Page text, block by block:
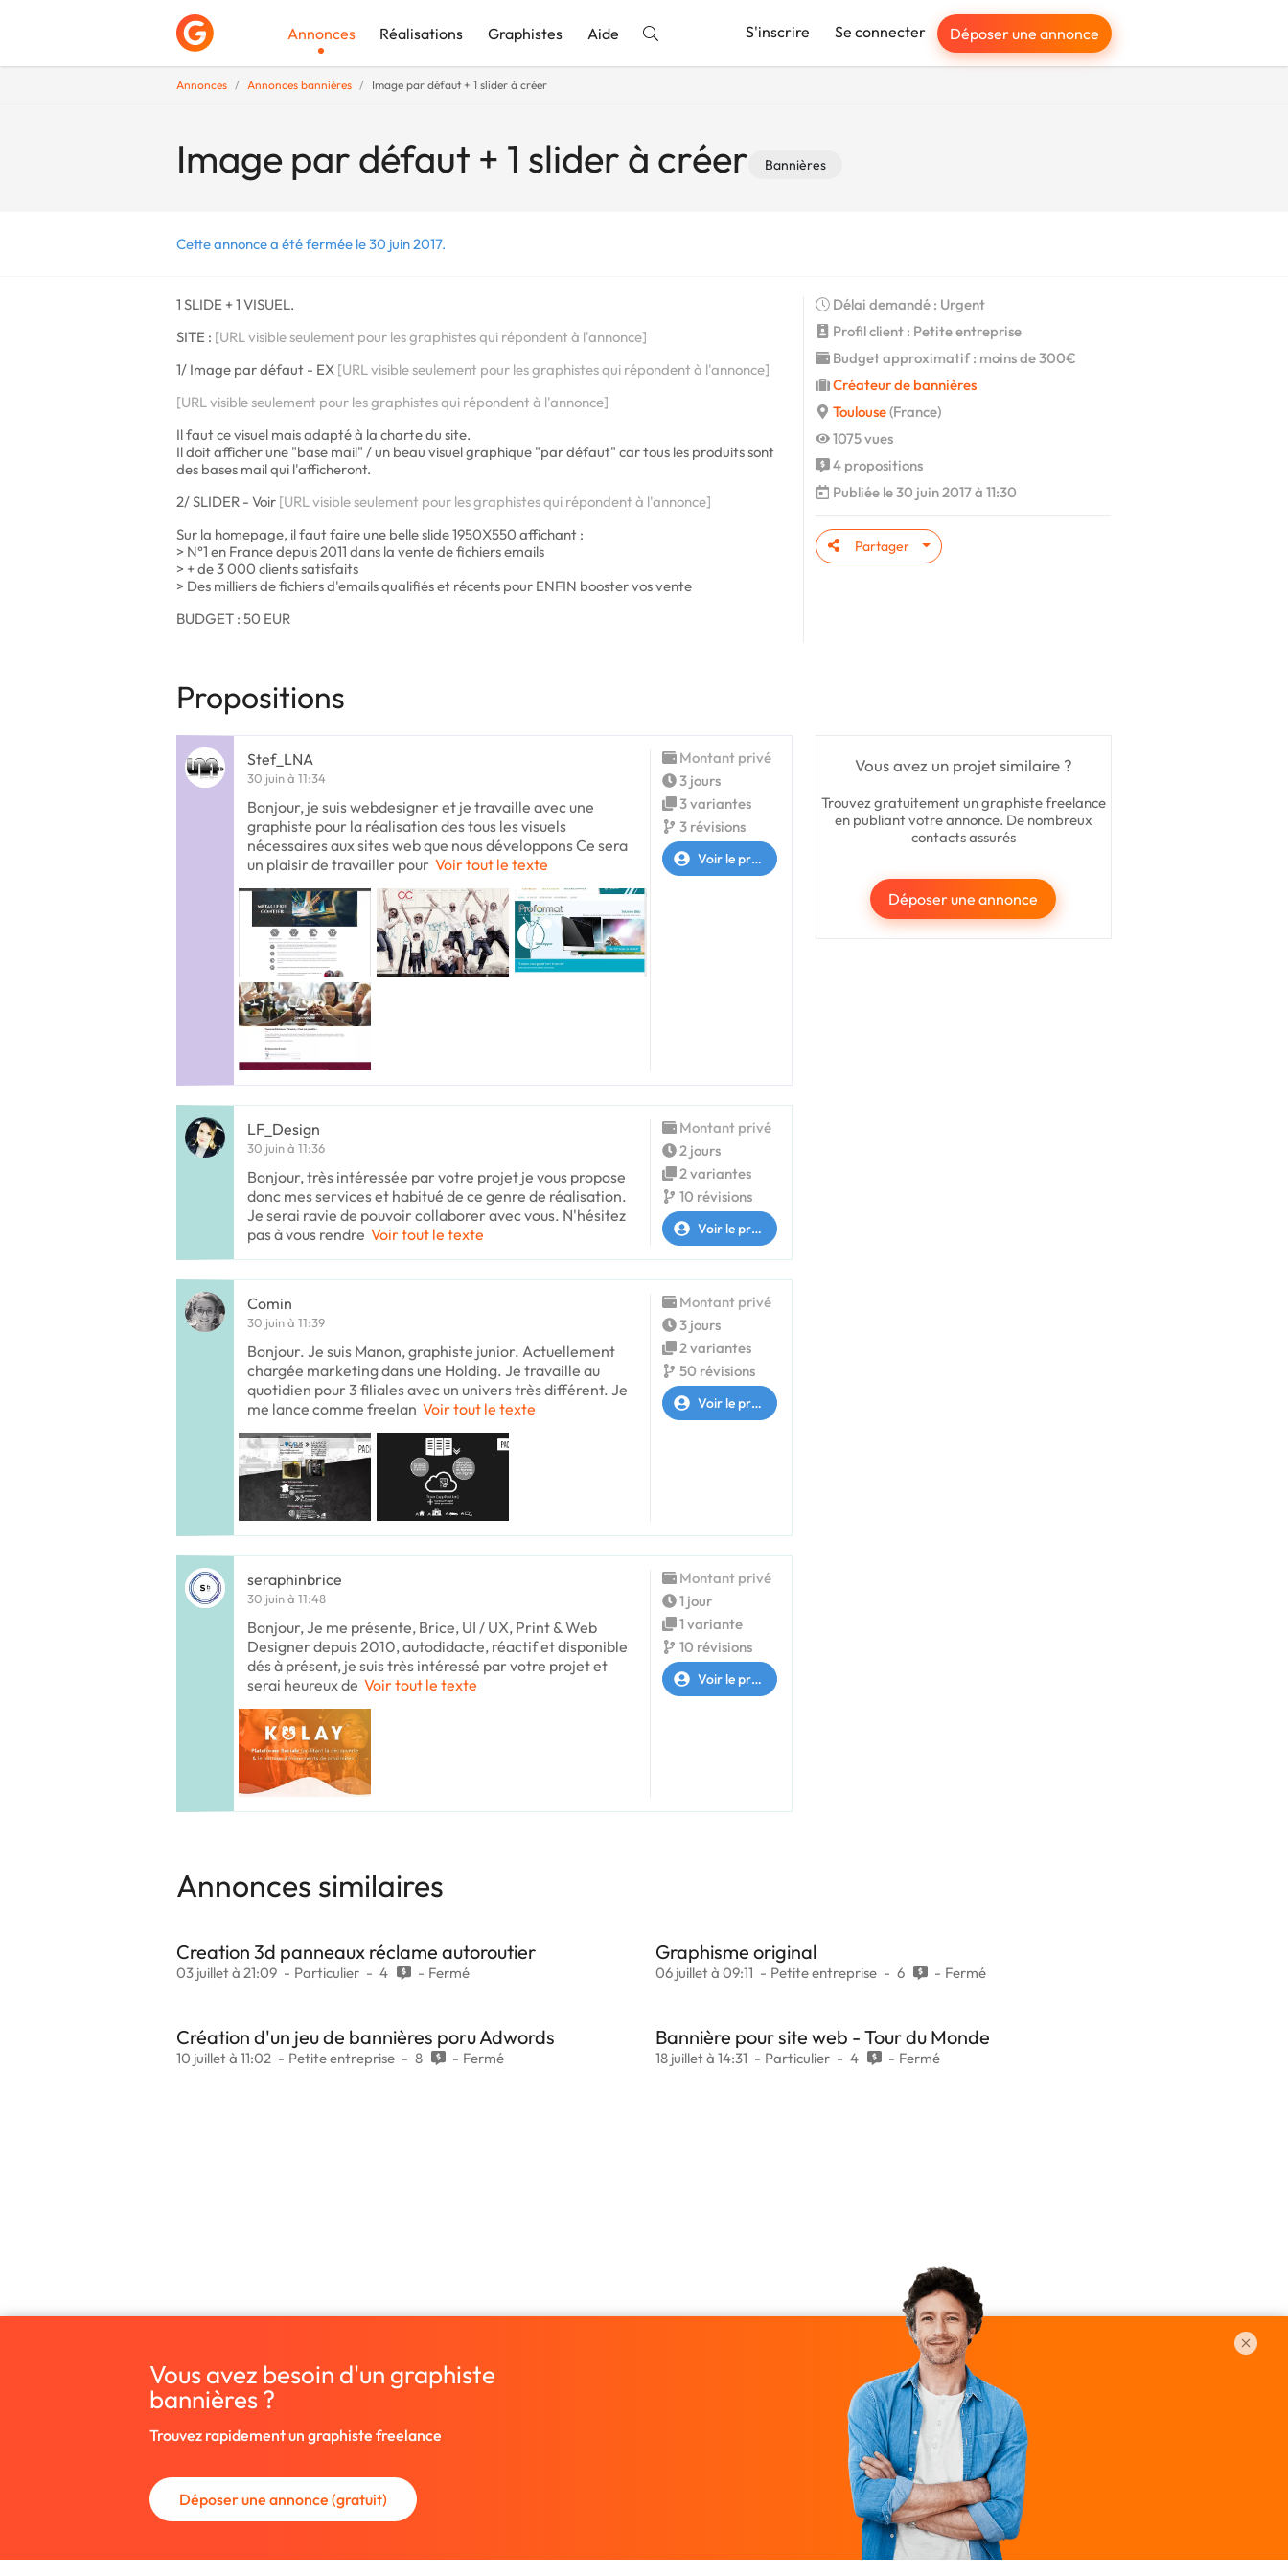
Annonces Réalisations Graphistes Aide S'inscrire Se connecter Déposer une annonce
Annonces Annonces bannières Image par défaut + 1 slider à créer
Image par défaut + 1 slider à créer Bannières
Cette annonce a été fermée le 30 juin 2017.
1 SLIDE + 1 VISUEL.
SITE : [URL visible seulement pour les graphistes qui répondent à l'annonce]
1/ Image par défaut - EX [URL visible seulement pour les graphistes qui répondent à l'annonce]
[URL visible seulement pour les graphistes qui répondent à l'annonce]
Il faut ce visuel mais adapté à la charte du site.
Il doit afficher une "base mail" / un beau visuel graphique "par défaut" car tous les produits sont
des bases mail qui l'afficheront.
2/ SLIDER - Voir [URL visible seulement pour les graphistes qui répondent à l'annonce]
Sur la homepage, il faut faire une belle slide 1950X550 affichant :
> N°1 en France depuis 2011 dans la vente de fichiers emails
> + de 3 000 clients satisfaits
> Des milliers de fichiers d'emails qualifiés et récents pour ENFIN booster vos vente
BUDGET : 50 EUR
Délai demandé : Urgent
Profil client : Petite entreprise
Budget approximatif : moins de 300€
Créateur de bannières
Toulouse(France)
1075 vues
4 propositions
Publiée le 30 juin 2017 à 11:30
Partager
Propositions
Vous avez un projet similaire ?
Trouvez gratuitement un graphiste freelance
en publiant votre annonce. De nombreux
contacts assurés
Déposer une annonce
Stef_LNA
30 juin à 11:34
Bonjour, je suis webdesigner et je travaille avec une
graphiste pour la réalisation des tous les visuels
nécessaires aux sites web que nous développons Ce sera
un plaisir de travailler pour Voir tout le texte
Montant privé
3 jours
3 variantes
3 révisions
Voir le profil
LF_Design
30 juin à 11:36
Bonjour, très intéressée par votre projet je vous propose
donc mes services et habitué de ce genre de réalisation.
Je serai ravie de pouvoir collaborer avec vous. N'hésitez
pas à vous rendre Voir tout le texte
Montant privé
2 jours
2 variantes
10 révisions
Voir le profil
Comin
30 juin à 11:39
Bonjour. Je suis Manon, graphiste junior. Actuellement
chargée marketing dans une Holding. Je travaille au
quotidien pour 3 filiales avec un univers très différent. Je
me lance comme freelan Voir tout le texte
Montant privé
3 jours
2 variantes
50 révisions
Voir le profil
seraphinbrice
30 juin à 11:48
Bonjour, Je me présente, Brice, UI / UX, Print & Web
Designer depuis 2010, autodidacte, réactif et disponible
dés à présent, je suis très intéressé par votre projet et
serai heureux de Voir tout le texte
Montant privé
1 jour
1 variante
10 révisions
Voir le profil
Annonces similaires
Creation 3d panneaux réclame autoroutier
03 juillet à 21:09 Particulier 4 Fermé
Graphisme original
06 juillet à 09:11 Petite entreprise 6 Fermé
Création d'un jeu de bannières poru Adwords
10 juillet à 11:02 Petite entreprise 8 Fermé
Bannière pour site web - Tour du Monde
18 juillet à 14:31 Particulier 4 Fermé
Vous avez besoin d'un graphiste
bannières ?
Trouvez rapidement un graphiste freelance
Déposer une annonce (gratuit)